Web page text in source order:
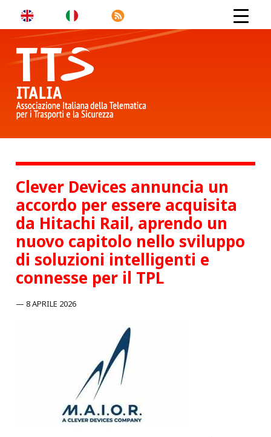
Clever Devices annuncia un
accordo per essere acquisita
da Hitachi Rail, aprendo un
nuovo capitolo nello sviluppo
di soluzioni intelligenti e
connesse per il TPL
8 APRILE 2026